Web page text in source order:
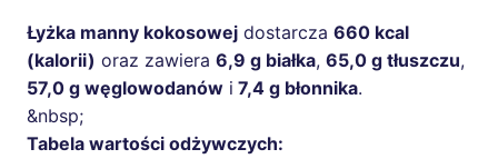
Łyżka manny kokosowej dostarcza 660 kcal
(kalorii) oraz zawiera 6,9 g białka, 65,0 g tłuszczu,
57,0 g węglowodanów i 7,4 g błonnika.
&nbsp;
Tabela wartości odżywczych: